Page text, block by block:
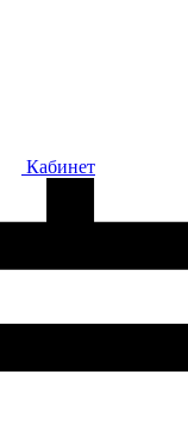
Кабинет